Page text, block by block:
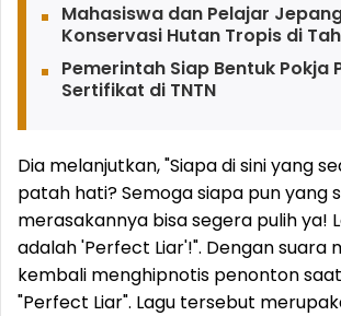
Mahasiswa dan Pelajar
Konservasi Hutan Tropis di
Pemerintah Siap Bentuk Pokja
Sertifikat di TNTN
Dia melanjutkan, "Siapa di sini yang
patah hati? Semoga siapa pun yang
merasakannya bisa segera pulih ya!
adalah 'Perfect Liar'!". Dengan suara
kembali menghipnotis penonton
"Perfect Liar". Lagu tersebut